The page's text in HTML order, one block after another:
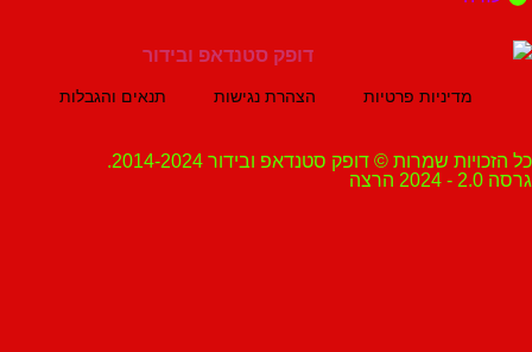
מדיניות פרטיות הצהרת נגישות תנאים והגבלות
שמרות © דופק סטנדאפ ובידור 2014-2024.